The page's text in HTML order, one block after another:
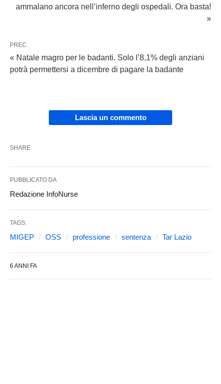
ammalano ancora nell’inferno degli ospedali. Ora basta!
»
PREC.
« Natale magro per le badanti. Solo l’8,1% degli anziani
potrà permettersi a dicembre di pagare la badante
Lascia un commento
SHARE
PUBBLICATO DA
Redazione InfoNurse
TAGS:
MIGEP OSS professione sentenza Tar Lazio
6 ANNI FA